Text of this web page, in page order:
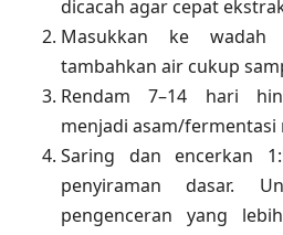
dicacah agar cepat
Masukkan ke
tambahkan air cukup
Rendam 7–14 hari
menjadi asam/fermentasi
Saring dan encerkan
penyiraman dasar.
pengenceran yang